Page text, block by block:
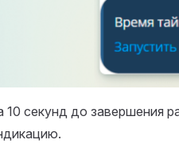
10 секунд до завершения